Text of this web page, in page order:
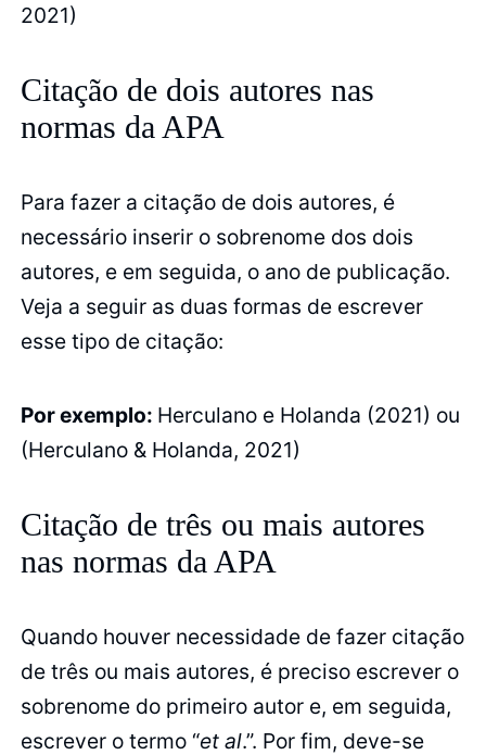
2021)
Citação de dois autores nas
normas da APA
Para fazer a citação de dois autores, é
necessário inserir o sobrenome dos dois
autores, e em seguida, o ano de publicação.
Veja a seguir as duas formas de escrever
esse tipo de citação:
Por exemplo: Herculano e Holanda (2021) ou
(Herculano & Holanda, 2021)
Citação de três ou mais autores
nas normas da APA
Quando houver necessidade de fazer citação
de três ou mais autores, é preciso escrever o
sobrenome do primeiro autor e, em seguida,
escrever o termo “et al.”. Por fim, deve-se